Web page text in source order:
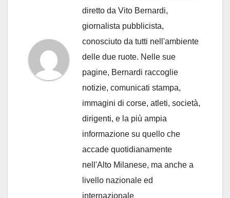
diretto da Vito Bernardi,
giornalista pubblicista,
conosciuto da tutti nell'ambiente
delle due ruote. Nelle sue
pagine, Bernardi raccoglie
notizie, comunicati stampa,
immagini di corse, atleti, società,
dirigenti, e la più ampia
informazione su quello che
accade quotidianamente
nell'Alto Milanese, ma anche a
livello nazionale ed
internazionale